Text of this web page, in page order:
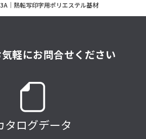
｜熱転写印字用ポリエステル基材
軽にお問合せください
タログデータ